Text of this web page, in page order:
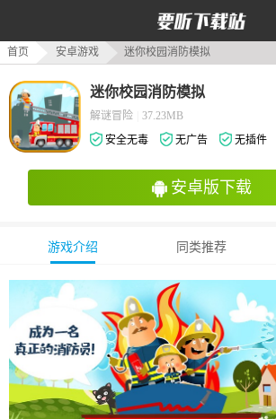
首页 安卓游戏 迷你校园消防模拟
迷你校园消防模拟
解谜冒险
37.23MB
安全无毒
无广告 无插件
安卓版下载
游戏介绍 同类推荐